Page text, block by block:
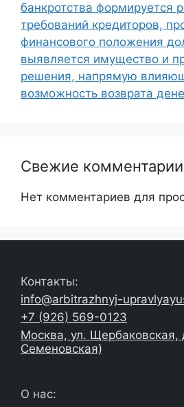
банкротства формируется
требований кредиторов,
финансового положения
выявляется имущество и
решения, напрямую
возможность возврата
Свежие комментарии
Нет комментариев для
Контакты:
info@arbitrazhnyj-
+7 (926) 569-0123
Москва, ул. Щербаковская,
Семеновская)
О нас: